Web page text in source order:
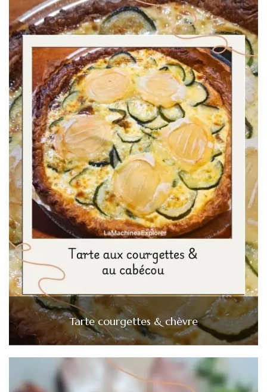
Tarte courgettes & chèvre